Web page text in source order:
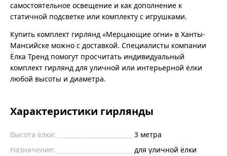
самостоятельное освещение и как дополнение к
статичной подсветке или комплекту с игрушками.
Купить комплект гирлянд «Мерцающие огни» в Ханты-
Мансийске можно с доставкой. Специалисты компании
Ёлка Тренд помогут просчитать индивидуальный
комплект гирлянд для уличной или интерьерной ёлки
любой высоты и диаметра.
Характеристики гирлянды
Высота ёлки:
3 метра
Назначение:
для уличной ёлки